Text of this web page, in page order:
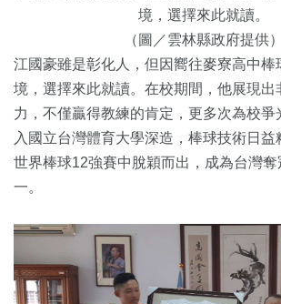
境，選擇來此就讀。
（圖／雲林縣政府提供）
江國豪雖是彰化人，但因嚮往麥寮高中棒
境，選擇來此就讀。在校期間，他展現出
力，不僅贏得教練的肯定，更多次為校爭
入國立台灣體育大學深造，棒球技術日益
世界棒球12強賽中脫穎而出，成為台灣奪
一。